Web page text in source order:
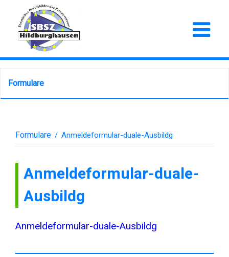
Formulare
Formulare / Anmeldeformular-duale-Ausbildg
Anmeldeformular-duale-
Ausbildg
Anmeldeformular-duale-Ausbildg